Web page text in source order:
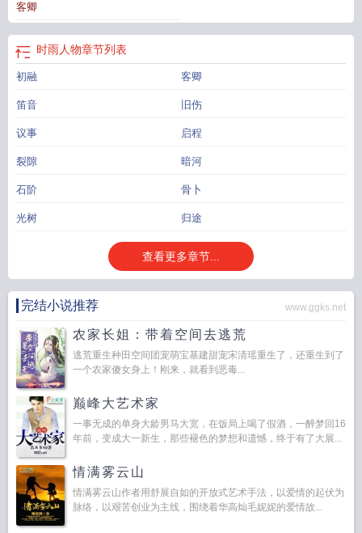
客卿
时雨人物章节列表
初融 客卿
笛音 旧伤
议事 启程
裂隙 暗河
石阶 骨卜
光树 归途
查看更多章节...
完结小说推荐 www.ggks.net
农家长姐：带着空间去逃荒
逃荒重生种田空间团宠萌宝基建甜宠宋清瑶重生了，还重生到了
一个农家傻女身上！刚来，就看到恶毒...
巅峰大艺术家
一事无成的单身大龄男马大宽，在饭局上喝了假酒，一醉梦回16
年前，变成大一新生，那些褪色的梦想和遗憾，终于有了大展...
情满雾云山
情满雾云山作者用舒展自如的开放式艺术手法，以爱情的起伏为
脉络，以艰苦创业为主线，围绕着华高灿毛妮妮的爱情故...